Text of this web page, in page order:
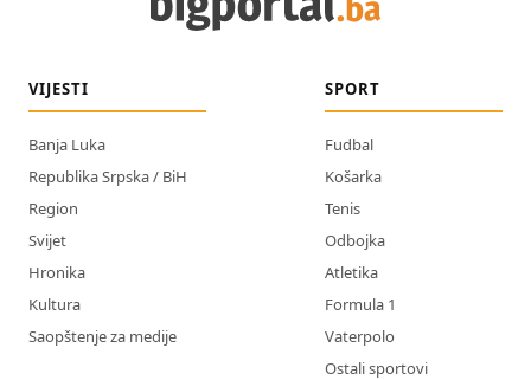
VIJESTI
Banja Luka
Republika Srpska / BiH
Region
Svijet
Hronika
Kultura
Saopštenje za medije
SPORT
Fudbal
Košarka
Tenis
Odbojka
Atletika
Formula 1
Vaterpolo
Ostali sportovi